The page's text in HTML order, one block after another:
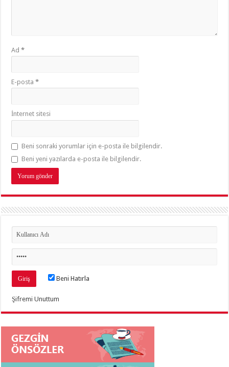
Ad*
E-posta*
İnternet sitesi
Beni sonraki yorumlar için e-posta ile bilgilendir.
Beni yeni yazılarda e-posta ile bilgilendir.
Beni Hatırla
Şifremi Unuttum